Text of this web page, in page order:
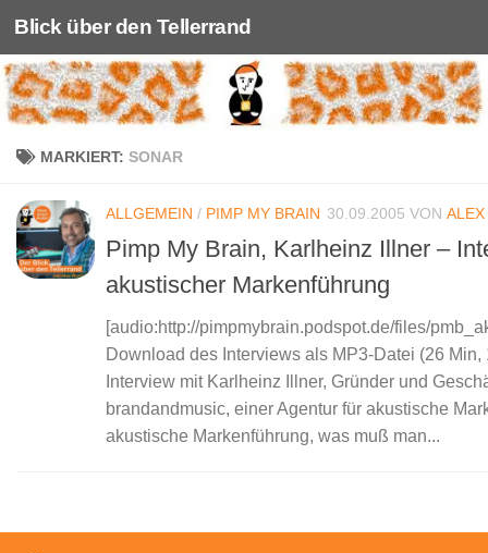
Unter dem Inhalt
Blick über den Tellerrand
MARKIERT: SONAR
ALLGEMEIN / PIMP MY BRAIN 30.09.2005 VON
Pimp My Brain, Karlheinz Illner –
akustischer Markenführung
[audio:http://pimpmybrain.podspot.de/files/
Download des Interviews als MP3-Datei (26 Min,
Interview mit Karlheinz Illner, Gründer und
brandandmusic, einer Agentur für akustische
akustische Markenführung, was muß man...